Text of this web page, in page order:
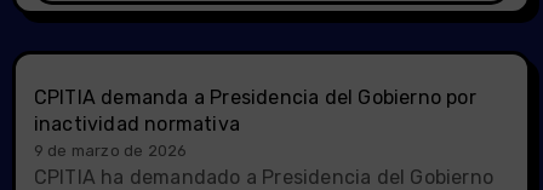
CPITIA demanda a Presidencia del Gobierno por
inactividad normativa
9 de marzo de 2026
CPITIA ha demandado a Presidencia del Gobierno